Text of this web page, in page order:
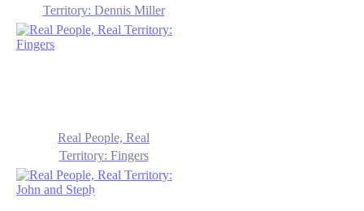
Territory: Dennis Miller
Real People, Real
Territory: Fingers